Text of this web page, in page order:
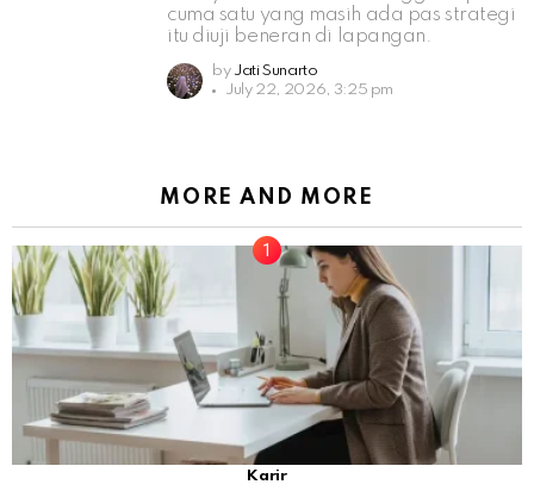
cuma satu yang masih ada pas strategi
itu diuji beneran di lapangan.
by Jati Sunarto
July 22, 2026, 3:25 pm
MORE AND MORE
Karir